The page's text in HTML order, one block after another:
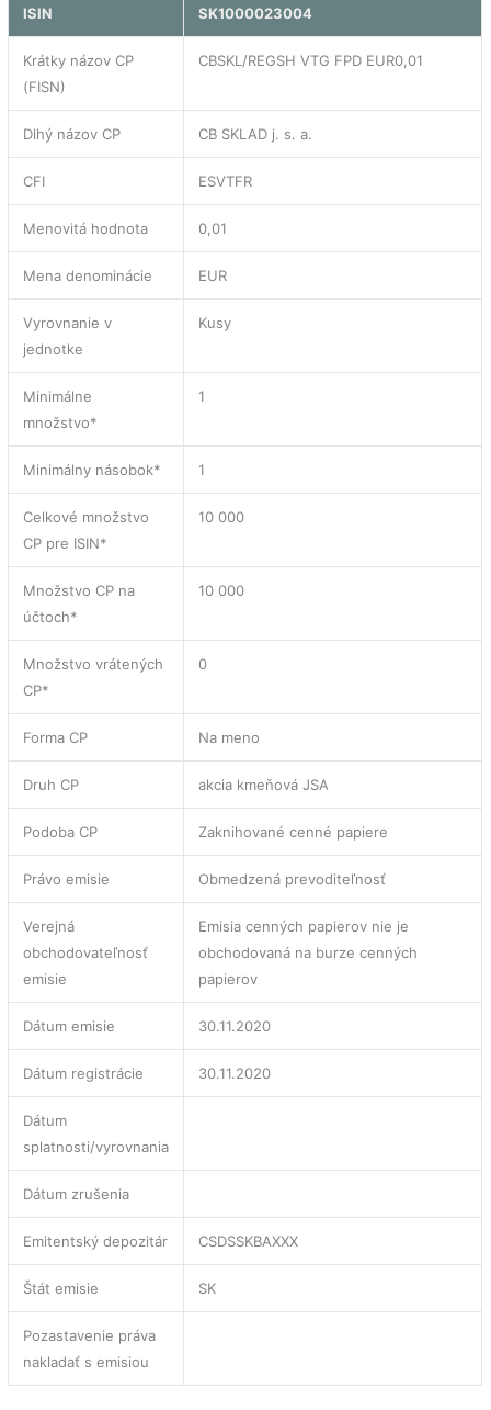
ISIN SK1000023004
Krátky názov CP
(FISN)
CBSKL/REGSH VTG FPD EUR0,01
Dlhý názov CP CB SKLAD j. s. a.
CFI ESVTFR
Menovitá hodnota 0,01
Mena denominácie EUR
Vyrovnanie v
jednotke
Kusy
Minimálne
množstvo*
1
Minimálny násobok* 1
Celkové množstvo
CP pre ISIN*
10 000
Množstvo CP na
účtoch*
10 000
Množstvo vrátených
CP*
0
Forma CP Na meno
Druh CP akcia kmeňová JSA
Podoba CP Zaknihované cenné papiere
Právo emisie Obmedzená prevoditeľnosť
Verejná
obchodovateľnosť
emisie
Emisia cenných papierov nie je
obchodovaná na burze cenných
papierov
Dátum emisie 30.11.2020
Dátum registrácie 30.11.2020
Dátum
splatnosti/vyrovnania
Dátum zrušenia
Emitentský depozitár CSDSSKBAXXX
Štát emisie SK
Pozastavenie práva
nakladať s emisiou